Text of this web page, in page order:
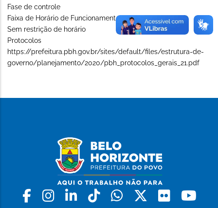
Fase de controle
Faixa de Horário de Funcionamento (Long)
Sem restrição de horário
Protocolos
https://prefeitura.pbh.gov.br/sites/default/files/estrutura-de-
governo/planejamento/2020/pbh_protocolos_gerais_21.pdf
Facebook
Instagram
LinkedinTiktokWhatsapp
X Flickr